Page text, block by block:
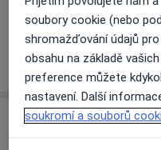
Tento specialista ještě
Adresa
soubory cookie (nebo
shromažďování údajů
obsahu na základě
preference můžete
nastavení. Další
soukromí a souborů